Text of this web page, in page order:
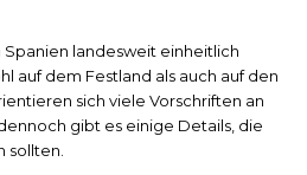
landesweit einheitlich
auf dem Festland als auch auf den
sich viele Vorschriften an
gibt es einige Details, die
sollten.